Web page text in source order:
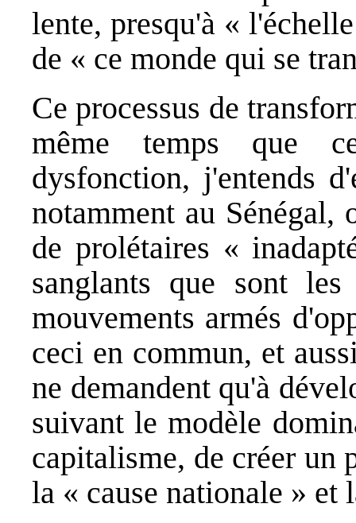
lente, presqu'à «
de « ce monde qui se
Ce processus de
même temps que
dysfonction, j'entends
notamment au
de prolétaires «
sanglants que sont
mouvements armés
ceci en commun, et
ne demandent qu'à
suivant le modèle
capitalisme, de créer un
la « cause nationale » et